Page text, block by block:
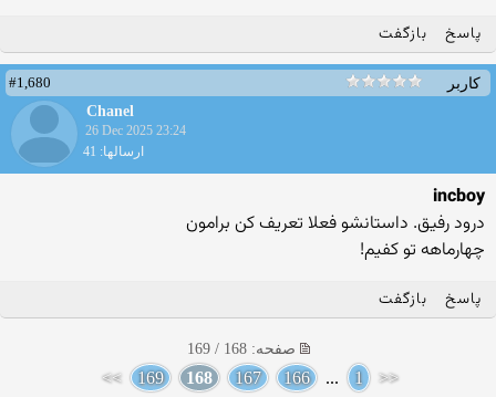
پاسخ بازگفت
کاربر
#1,680
Chanel
26 Dec 2025 23:24
ارسالها: 41
incboy
درود رفیق. داستانشو فعلا تعریف کن برامون
چهارماهه تو کفیم!
پاسخ بازگفت
صفحه: 168 / 169
<<
1
...
166
167
168
169
>>